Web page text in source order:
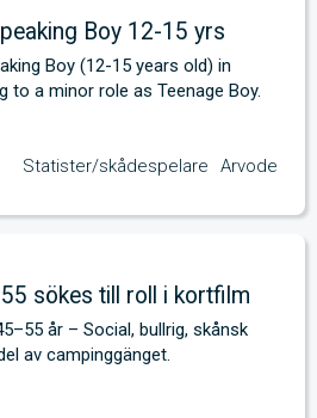
Boy 12-15 yrs
Boy (12-15 years old) in
to a minor role as Teenage Boy.
Statister/skådespelare Arvode
sökes till roll i kortfilm
år – Social, bullrig, skånsk
av campinggänget.